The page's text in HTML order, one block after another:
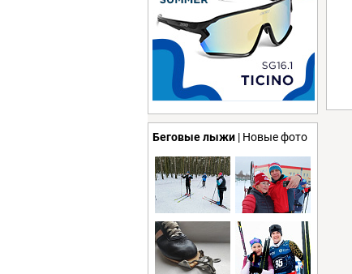
Беговые лыжи | Новые фото